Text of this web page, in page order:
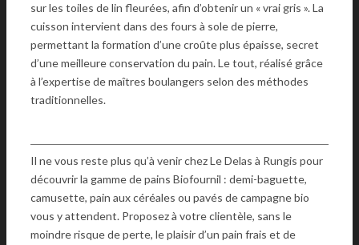
sur les toiles de lin fleurées, afin d’obtenir un « vrai gris ». La
cuisson intervient dans des fours à sole de pierre,
permettant la formation d’une croûte plus épaisse, secret
d’une meilleure conservation du pain. Le tout, réalisé grâce
à l’expertise de maîtres boulangers selon des méthodes
traditionnelles.
Il ne vous reste plus qu’à venir chez Le Delas à Rungis pour
découvrir la gamme de pains Biofournil : demi-baguette,
camusette, pain aux céréales ou pavés de campagne bio
vous y attendent. Proposez à votre clientèle, sans le
moindre risque de perte, le plaisir d’un pain frais et de